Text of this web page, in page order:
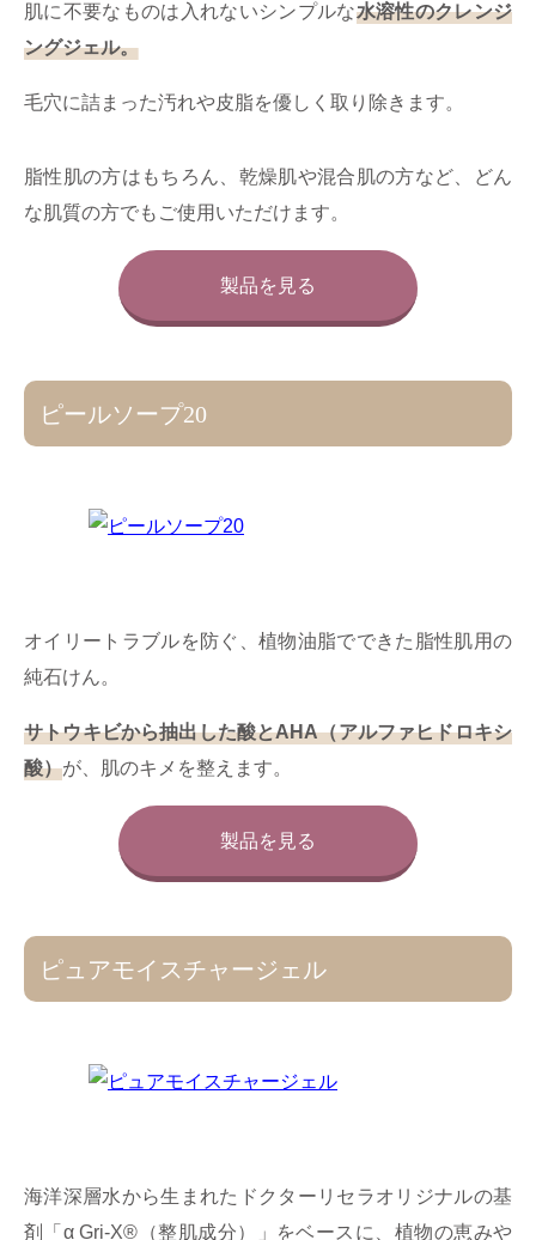
肌に不要なものは入れないシンプルな水溶性のクレンジ
ングジェル。
毛穴に詰まった汚れや皮脂を優しく取り除きます。
脂性肌の方はもちろん、乾燥肌や混合肌の方など、どん
な肌質の方でもご使用いただけます。
製品を見る
ピールソープ20
オイリートラブルを防ぐ、植物油脂でできた脂性肌用の
純石けん。
サトウキビから抽出した酸とAHA（アルファヒドロキシ
酸）が、肌のキメを整えます。
製品を見る
ピュアモイスチャージェル
海洋深層水から生まれたドクターリセラオリジナルの基
剤「α Gri-X®︎（整肌成分）」をベースに、植物の恵みや